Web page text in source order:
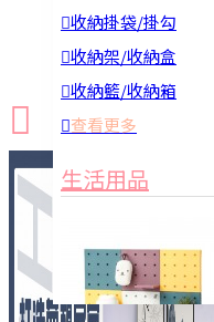
收納掛袋/掛勾
收納架/收納盒
收納籃/收納箱
查看更多
生活用品
新品上市